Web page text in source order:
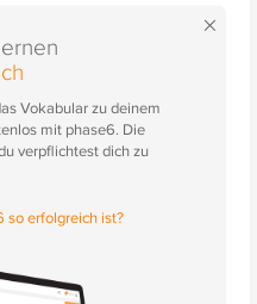
×
Vokabular zu deinem
mit phase6. Die
verpflichtest dich zu
so erfolgreich ist?